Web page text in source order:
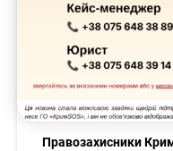
Правозахисники